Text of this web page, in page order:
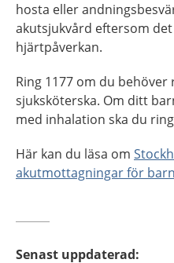
hosta eller
akutsjukvård eftersom
hjärtpåverkan.
Ring 1177 om du
sjuksköterska. Om ditt
med inhalation ska du
Här kan du läsa om
akutmottagningar för barn
Senast uppdaterad: